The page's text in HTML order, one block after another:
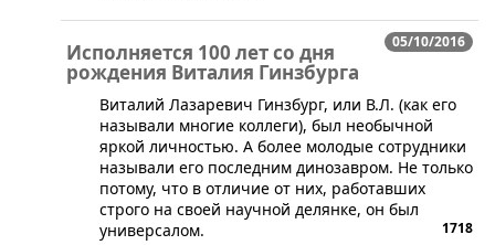
05/10/2016
Исполняется 100 лет со дня
рождения Виталия Гинзбурга
​Виталий Лазаревич Гинзбург, или В.Л. (как его
называли многие коллеги), был необычной
яркой личностью. А более молодые сотрудники
называли его последним динозавром. Не только
потому, что в отличие от них, работавших
строго на своей научной делянке, он был
универсалом.
1718